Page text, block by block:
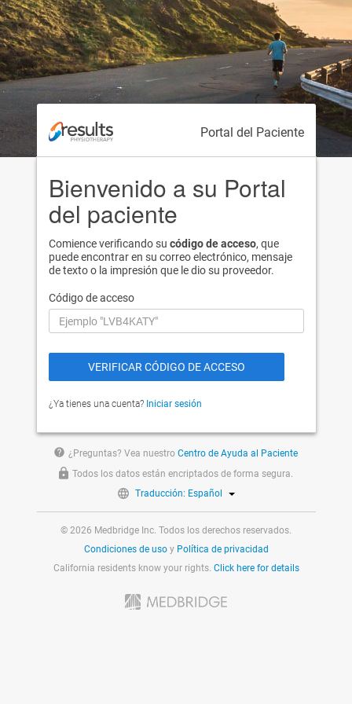
Portal del Paciente
Bienvenido a su Portal
del paciente
Comience verificando su código de acceso, que
puede encontrar en su correo electrónico, mensaje
de texto o la impresión que le dio su proveedor.
Código de acceso
¿Ya tienes una cuenta? Iniciar sesión
help ¿Preguntas? Vea nuestro Centro de Ayuda al Paciente
Todos los datos están encriptados de forma segura.
Traducción: Español
© 2026 Medbridge Inc. Todos los derechos reservados.
Condiciones de usoy Política de privacidad
California residents know your rights. Click here for details